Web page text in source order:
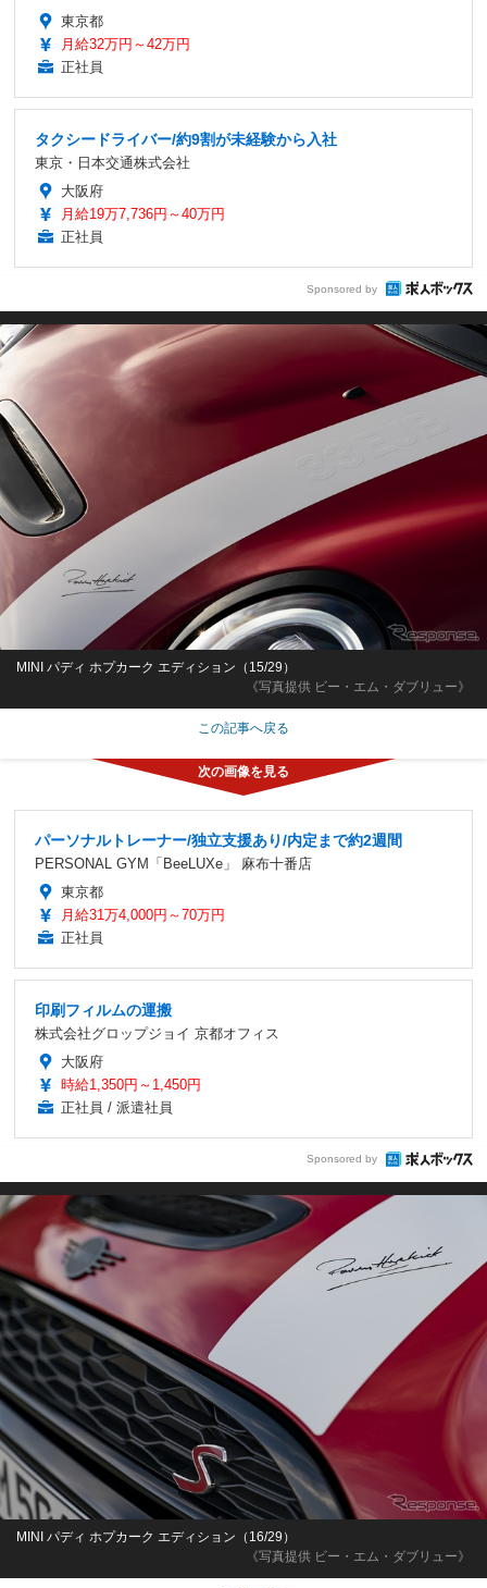
東京都
月給32万円～42万円
正社員
タクシードライバー/約9割が未経験から入社
東京・日本交通株式会社
大阪府
月給19万7,736円～40万円
正社員
Sponsored by
《写真提供 ビー・エム・ダブリュー》
MINI パディ ホプカーク エディション（15/29）
この記事へ戻る
パーソナルトレーナー/独立支援あり/内定まで約2週間
PERSONAL GYM「BeeLUXe」 麻布十番店
東京都
月給31万4,000円～70万円
正社員
印刷フィルムの運搬
株式会社グロップジョイ 京都オフィス
大阪府
時給1,350円～1,450円
正社員 / 派遣社員
Sponsored by
《写真提供 ビー・エム・ダブリュー》
MINI パディ ホプカーク エディション（16/29）